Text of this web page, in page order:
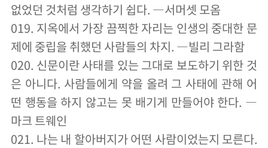
없었던 것처럼 생각하기 쉽다. ―서머셋 모옴
019. 지옥에서 가장 끔찍한 자리는 인생의 중대한 문
제에 중립을 취했던 사람들의 차지. ―빌리 그라함
020. 신문이란 사태를 있는 그대로 보도하기 위한 것
은 아니다. 사람들에게 약을 올려 그 사태에 관해 어
떤 행동을 하지 않고는 못 배기게 만들어야 한다. ―
마크 트웨인
021. 나는 내 할아버지가 어떤 사람이었는지 모른다.